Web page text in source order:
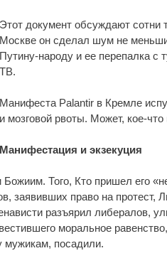
Этот документ обсуждают сотни
Москве он сделал шум не
Путину-народу и ее перепалка с
ТВ.
Манифеста Palantir в Кремле
и мозговой рвоты. Может, кое-
Манифестация и экзекуция
Того, Кто пришел его
заявивших право на протест,
разъярил либералов,
моральное
мужикам, посадили.